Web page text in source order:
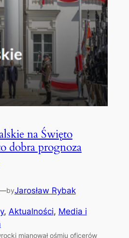
na Święto
dobra prognoza
byJarosław Rybak
, Aktualności, Media i
mianował ośmiu oficerów